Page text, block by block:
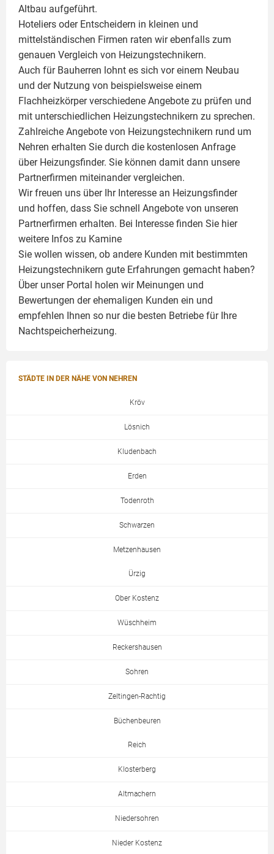
Altbau aufgeführt.
Hoteliers oder Entscheidern in kleinen und
mittelständischen Firmen raten wir ebenfalls zum
genauen Vergleich von Heizungstechnikern.
Auch für Bauherren lohnt es sich vor einem Neubau
und der Nutzung von beispielsweise einem
Flachheizkörperverschiedene Angebote zu prüfen und
mit unterschiedlichen Heizungstechnikern zu sprechen.
Zahlreiche Angebote von Heizungstechnikern rund um
Nehren erhalten Sie durch die kostenlosen Anfrage
über Heizungsfinder. Sie können damit dann unsere
Partnerfirmen miteinander vergleichen.
Wir freuen uns über Ihr Interesse an Heizungsfinder
und hoffen, dass Sie schnell Angebote von unseren
Partnerfirmen erhalten. Bei Interesse finden Sie hier
weitere Infos zu Kamine
Sie wollen wissen, ob andere Kunden mit bestimmten
Heizungstechnikern gute Erfahrungen gemacht haben?
Über unser Portal holen wir Meinungen und
Bewertungen der ehemaligen Kunden ein und
empfehlen Ihnen so nur die besten Betriebe für Ihre
Nachtspeicherheizung.
STÄDTE IN DER NÄHE VON NEHREN
Kröv
Lösnich
Kludenbach
Erden
Todenroth
Schwarzen
Metzenhausen
Ürzig
Ober Kostenz
Wüschheim
Reckershausen
Sohren
Zeltingen-Rachtig
Büchenbeuren
Reich
Klosterberg
Altmachern
Niedersohren
Nieder Kostenz